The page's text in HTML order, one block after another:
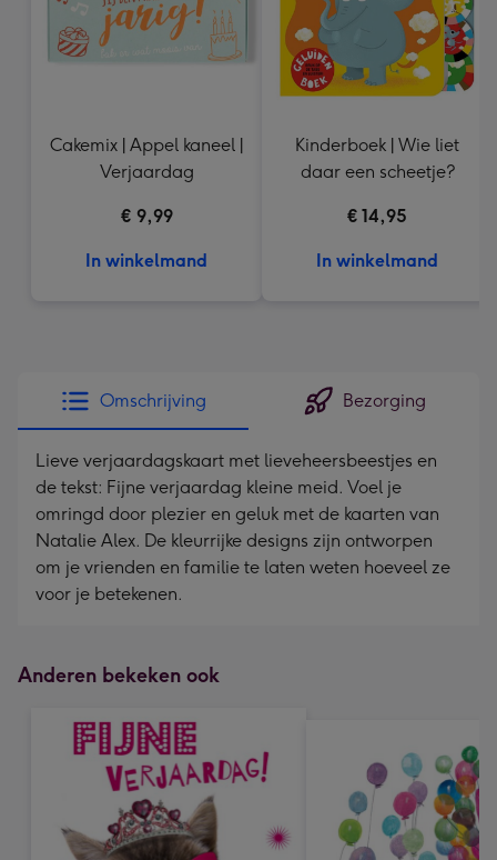
Cakemix | Appel kaneel |
Verjaardag
€ 9,99
In winkelmand
Kinderboek | Wie liet
daar een scheetje?
€ 14,95
In winkelmand
Omschrijving Bezorging
Lieve verjaardagskaart met lieveheersbeestjes en
de tekst: Fijne verjaardag kleine meid. Voel je
omringd door plezier en geluk met de kaarten van
Natalie Alex. De kleurrijke designs zijn ontworpen
om je vrienden en familie te laten weten hoeveel ze
voor je betekenen.
Anderen bekeken ook